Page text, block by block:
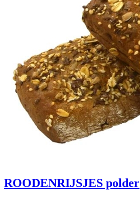
ROODENRIJSJES polder